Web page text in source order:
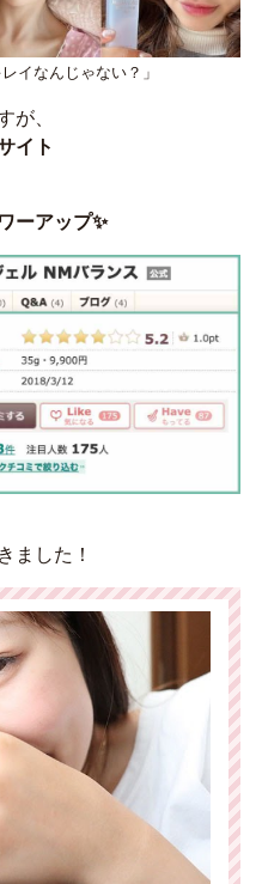
イなんじゃない？」
が、
イト
ーアップ✨
ました！